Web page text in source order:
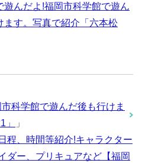
遊んだよ!福岡市科学館で遊ん
ます。写真で紹介「六本松
科学館で遊んだ後も行けま
」
程、時間等紹介!キャラクター
ダー、プリキュアなど【福岡